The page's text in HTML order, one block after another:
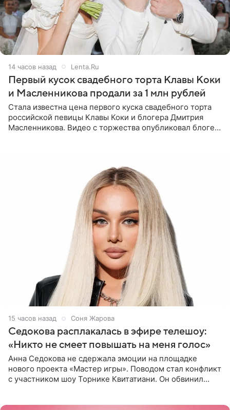
14 часов назад Lenta.Ru
Первый кусок свадебного торта Клавы Коки
и Масленникова продали за 1 млн рублей
Стала известна цена первого куска свадебного торта
российской певицы Клавы Коки и блогера Дмитрия
Масленникова. Видео с торжества опубликовал блогер
15 часов назад Соня Жарова
Седокова расплакалась в эфире телешоу:
«Никто не смеет повышать на меня голос»
Анна Седокова не сдержала эмоции на площадке
нового проекта «Мастер игры». Поводом стал конфликт
с участником шоу Торнике Квитатиани. Он обвинил